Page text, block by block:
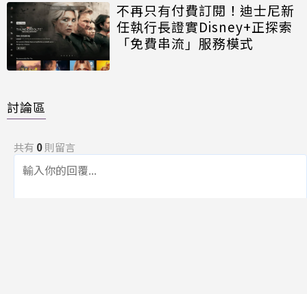
不再只有付費訂閱！迪士尼新
任執行長證實Disney+正探索
「免費串流」服務模式
討論區
共有 0則留言